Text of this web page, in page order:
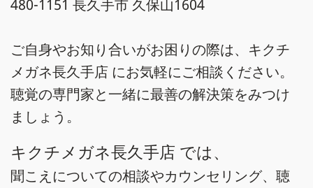
480-1151 長久手市 久保山1604
ご自身やお知り合いがお困りの際は、キクチ
メガネ長久手店 にお気軽にご相談ください。
聴覚の専門家と一緒に最善の解決策をみつけ
ましょう。
キクチメガネ長久手店 では、
聞こえについての相談やカウンセリング、聴